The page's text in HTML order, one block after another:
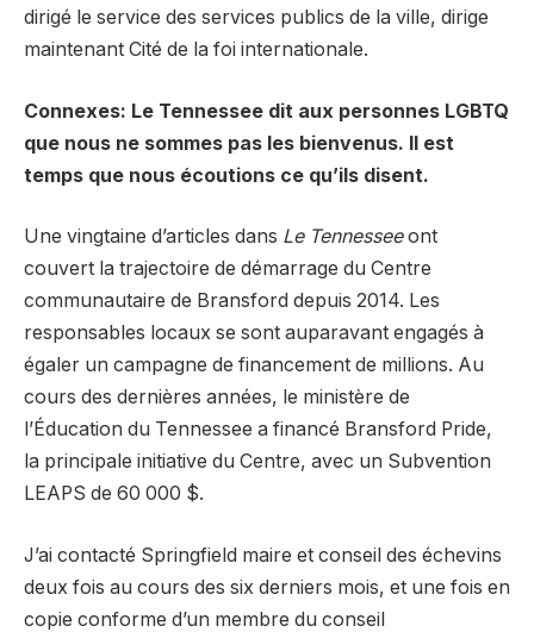
dirigé le service des services publics de la ville, dirige
maintenant Cité de la foi internationale.
Connexes: Le Tennessee dit aux personnes LGBTQ
que nous ne sommes pas les bienvenus. Il est
temps que nous écoutions ce qu’ils disent.
Une vingtaine d’articles dans Le Tennesseeont
couvert la trajectoire de démarrage du Centre
communautaire de Bransford depuis 2014. Les
responsables locaux se sont auparavant engagés à
égaler un campagne de financement de millions. Au
cours des dernières années, le ministère de
l’Éducation du Tennessee a financé Bransford Pride,
la principale initiative du Centre, avec un Subvention
LEAPS de 60 000 $.
J’ai contacté Springfield maire et conseil des échevins
deux fois au cours des six derniers mois, et une fois en
copie conforme d’un membre du conseil